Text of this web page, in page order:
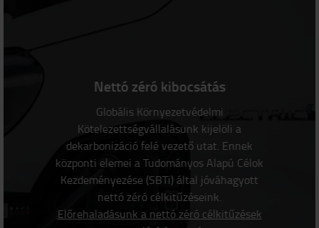
Nettó zéró kibocsátás
Globális Környezetvédelmi
Kötelezettségvállalásunk kijelöli a
dekarbonizáció felé vezető utat. Ennek
központi elemei a Tudományos Alapú Célok
Kezdeményezése (SBTi) által jóváhagyott
nettó zéró célkitűzéseink.
Előrehaladásunk a nettó zéró célkitűzések